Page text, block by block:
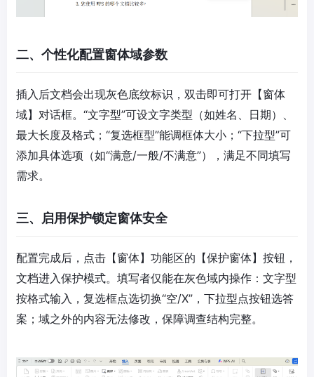
二、个性化配置窗体域参数​
插入后文档会出现灰色底纹标识，双击即可打开【窗体
域】对话框。“文字型”可设文字类型（如姓名、日期）、
最大长度及格式；“复选框型”能调框体大小；“下拉型”可
添加具体选项（如“满意/一般/不满意”），满足不同填写
需求。​
三、启用保护锁定窗体安全​
配置完成后，点击【窗体】功能区的【保护窗体】按钮，
文档进入保护模式。填写者仅能在灰色域内操作：文字型
按格式输入，复选框点选切换“空/X”，下拉型点按钮选答
案；域之外的内容无法修改，保障调查结构完整。